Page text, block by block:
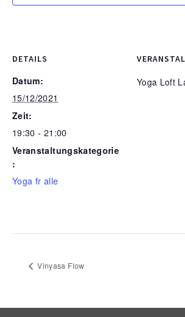
DETAILS
Datum:
15/12/2021
Zeit:
19:30 - 21:00
Veranstaltungskategorie
:
Yoga fr alle
Yoga Loft
Vinyasa Flow